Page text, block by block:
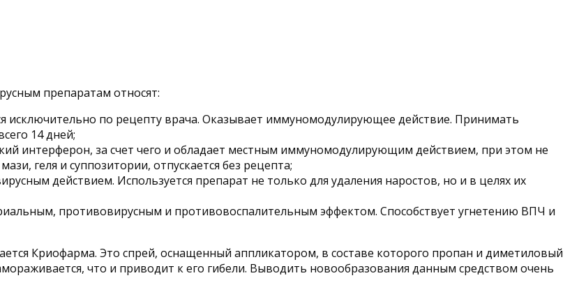
препаратам относят:
исключительно по рецепту врача. Оказывает иммуномодулирующее действие. Принимать
14 дней;
интерферон, за счет чего и обладает местным иммуномодулирующим действием, при этом не
геля и суппозитории, отпускается без рецепта;
действием. Используется препарат не только для удаления наростов, но и в целях их
противовирусным и противовоспалительным эффектом. Способствует угнетению ВПЧ и
Криофарма. Это спрей, оснащенный аппликатором, в составе которого пропан и диметиловый
что и приводит к его гибели. Выводить новообразования данным средством очень